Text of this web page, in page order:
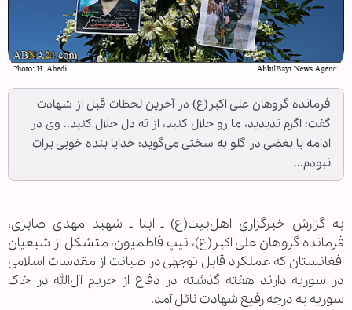
فرمانده گروهان علی اکبر(ع) در آخرین لحظات قبل از شهادت
گفت: اگرم ندیدید، ما رو حلال کنید، از ته دل حلال کنید.. وی در
ادامه با بغضی در گلو به سختی می‌گوید: خدایا بنده خوبی برات
نبودم...
به گزارش خبرگزاری اهل‌بیت(ع) ـ ابنا ـ شهید مهدی صابری،
فرمانده گروهان علی اکبر(ع)، تیپ فاطمیون، متشکل از شیعیان
افغانستان که عملکرد قابل توجهی در صیانت از مقدسات اسلامی
در سوریه دارند هفته گذشته در دفاع از حریم آل‌الله در خاک
سوریه به درجه رفیع شهادت نائل آمد.